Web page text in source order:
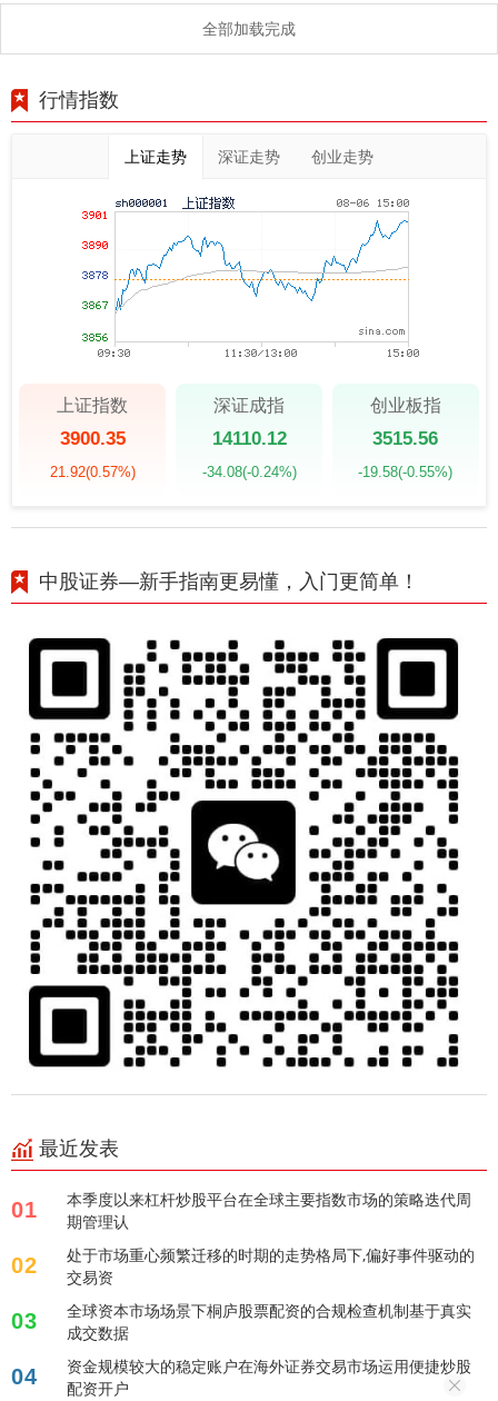
全部加载完成
行情指数
上证走势 深证走势 创业走势
上证指数
3900.35
21.92(0.57%)
深证成指
14110.12
-34.08(-0.24%)
创业板指
3515.56
-19.58(-0.55%)
中股证券—新手指南更易懂，入门更简单！
最近发表
01
本季度以来杠杆炒股平台在全球主要指数市场的策略迭代周
期管理认
02
处于市场重心频繁迁移的时期的走势格局下,偏好事件驱动的
交易资
03
全球资本市场场景下桐庐股票配资的合规检查机制基于真实
成交数据
04
资金规模较大的稳定账户在海外证券交易市场运用便捷炒股
配资开户